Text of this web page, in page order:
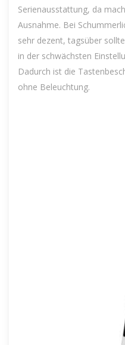
Serienausstattung, da
Ausnahme. Bei
sehr dezent, tagsüber
in der schwächsten
Dadurch ist die
ohne Beleuchtung.